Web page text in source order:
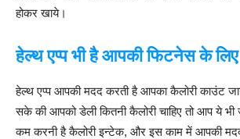
होकर खाये।
हेल्थएप्पभीहैआपकीफिटनेसकेलिए
हेल्थ एप्प आपकी मदद करती है आपका कैलोरी काउंट
सके की आपको डेली कितनी कैलोरी चाहिए तो आप ये भी
कम करनी है कैलोरी इन्टेक, और इस काम में आपकी